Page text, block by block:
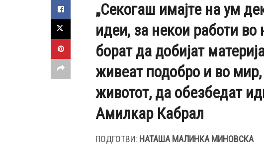
„Секогаш имајте на ум
идеи, за некои работи во
борат да добијат
живеат подобро и во
животот, да обезбедат
Амилкар Кабрал
ПОДГОТВИ: НАТАША МАЛИНКА МИНОВСКА